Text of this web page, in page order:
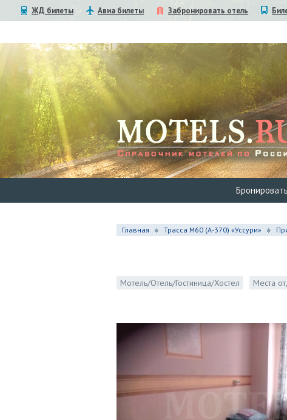
ЖД билеты Авиа билеты Забронировать отель
Бронировать
Главная Трасса М60 (А-370) «Уссури»
Мотель/Отель/Гостиница/Хостел Места